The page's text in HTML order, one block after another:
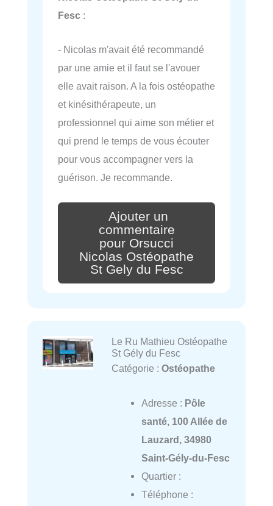
Fesc :
- Nicolas m'avait été recommandé
par une amie et il faut se l'avouer
elle avait raison. A la fois ostéopathe
et kinésithérapeute, un
professionnel qui aime son métier et
qui prend le temps de vous écouter
pour vous accompagner vers la
guérison. Je recommande.
Ajouter un
commentaire
pour Orsucci
Nicolas Ostéopathe
St Gely du Fesc
Le Ru Mathieu Ostéopathe
St Gély du Fesc
Catégorie : Ostéopathe
Adresse : Pôle
santé, 100 Allée de
Lauzard, 34980
Saint-Gély-du-Fesc
Quartier :
Téléphone :